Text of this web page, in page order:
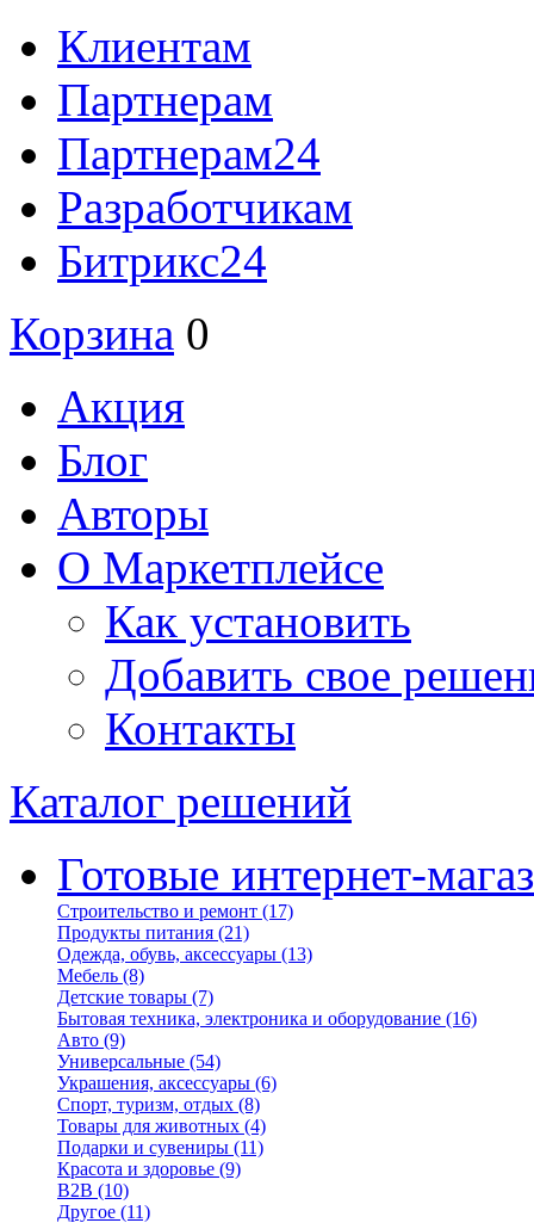
Клиентам
Партнерам
Партнерам24
Разработчикам
Битрикс24
Корзина 0
Акция
Блог
Авторы
О Маркетплейсе
Как установить
Добавить свое
Контакты
Каталог решений
Готовые интернет-
Строительство и ремонт (17)
Продукты питания (21)
Одежда, обувь, аксессуары (13)
Мебель (8)
Детские товары (7)
Бытовая техника, электроника и оборудование (16)
Авто (9)
Универсальные (54)
Украшения, аксессуары (6)
Спорт, туризм, отдых (8)
Товары для животных (4)
Подарки и сувениры (11)
Красота и здоровье (9)
B2B (10)
Другое (11)